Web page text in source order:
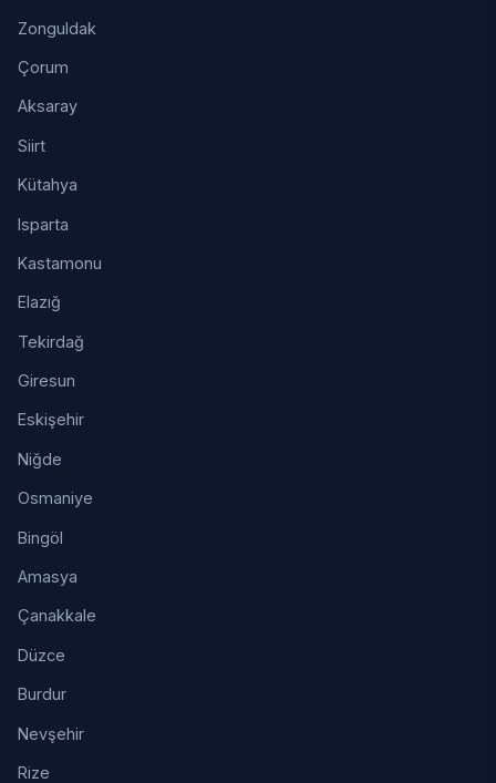
Zonguldak
Çorum
Aksaray
Siirt
Kütahya
Isparta
Kastamonu
Elazığ
Tekirdağ
Giresun
Eskişehir
Niğde
Osmaniye
Bingöl
Amasya
Çanakkale
Düzce
Burdur
Nevşehir
Rize